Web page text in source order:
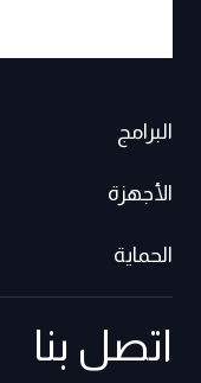
البرامج
الأجهزة
الحماية
اتصل بنا